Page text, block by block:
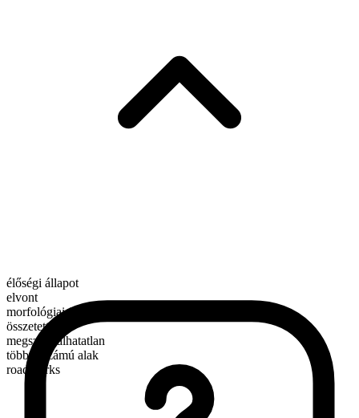
élőségi állapot
elvont
morfológiai összetétel
összetett
megszámlálhatatlan
többes számú alak
roadworks